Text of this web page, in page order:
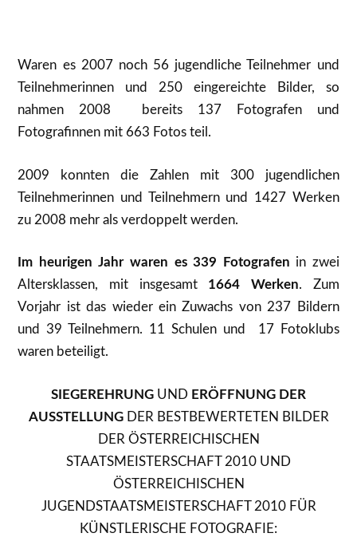
Waren es 2007 noch 56 jugendliche Teilnehmer und
Teilnehmerinnen und 250 eingereichte Bilder, so
nahmen 2008 bereits 137 Fotografen und
Fotografinnen mit 663 Fotos teil.
2009 konnten die Zahlen mit 300 jugendlichen
Teilnehmerinnen und Teilnehmern und 1427 Werken
zu 2008 mehr als verdoppelt werden.
Im heurigen Jahr waren es 339 Fotografen in zwei
Altersklassen, mit insgesamt 1664 Werken. Zum
Vorjahr ist das wieder ein Zuwachs von 237 Bildern
und 39 Teilnehmern. 11 Schulen und 17 Fotoklubs
waren beteiligt.
SIEGEREHRUNG UND ERÖFFNUNG DER
AUSSTELLUNGDER BESTBEWERTETEN BILDER
DER ÖSTERREICHISCHEN
STAATSMEISTERSCHAFT 2010 UND
ÖSTERREICHISCHEN
JUGENDSTAATSMEISTERSCHAFT 2010 FÜR
KÜNSTLERISCHE FOTOGRAFIE: